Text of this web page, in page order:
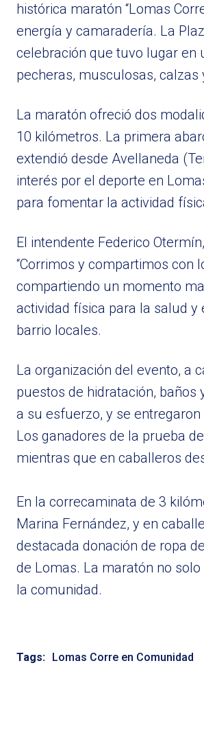
histórica maratón “Lomas
energía y camaradería. La
celebración que tuvo lugar en
pecheras, musculosas,
La maratón ofreció dos
10 kilómetros. La primera
extendió desde Avellaneda
interés por el deporte en
para fomentar la actividad
El intendente Federico
“Corrimos y compartimos con
compartiendo un momento
actividad física para la salud y
barrio locales.
La organización del evento, a
puestos de hidratación,
a su esfuerzo, y se
Los ganadores de la prueba
mientras que en caballeros
En la correcaminata de 3
Marina Fernández, y en
destacada donación de ropa
de Lomas. La maratón no
la comunidad.
Tags: Lomas Corre en Comunidad